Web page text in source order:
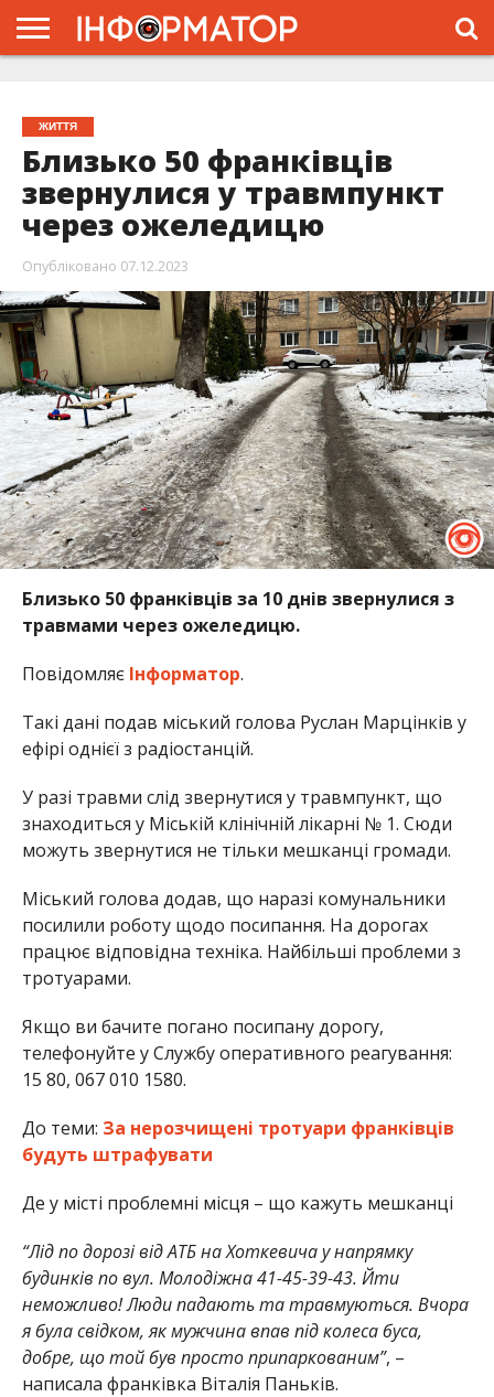
ЖИТТЯ
Близько 50 франківців
звернулися у травмпункт
через ожеледицю
Опубліковано 07.12.2023
Близько 50 франківців за 10 днів звернулися з
травмами через ожеледицю.
Повідомляє Інформатор.
Такі дані подав міський голова Руслан Марцінків у
ефірі однієї з радіостанцій.
У разі травми слід звернутися у травмпункт, що
знаходиться у Міській клінічній лікарні № 1. Сюди
можуть звернутися не тільки мешканці громади.
Міський голова додав, що наразі комунальники
посилили роботу щодо посипання. На дорогах
працює відповідна техніка. Найбільші проблеми з
тротуарами.
Якщо ви бачите погано посипану дорогу,
телефонуйте у Службу оперативного реагування:
15 80, 067 010 1580.
До теми: За нерозчищені тротуари франківців
будуть штрафувати
Де у місті проблемні місця – що кажуть мешканці
“Лід по дорозі від АТБ на Хоткевича у напрямку
будинків по вул. Молодіжна 41-45-39-43. Йти
неможливо! Люди падають та травмуються. Вчора
я була свідком, як мужчина впав під колеса буса,
добре, що той був просто припаркованим”, –
написала франківка Віталія Паньків.